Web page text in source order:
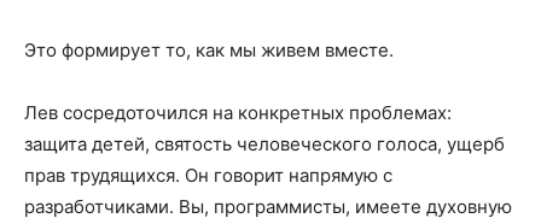
Это формирует то, как мы живем вместе.
Лев сосредоточился на конкретных проблемах:
защита детей, святость человеческого голоса, ущерб
прав трудящихся. Он говорит напрямую с
разработчиками. Вы, программисты, имеете духовную